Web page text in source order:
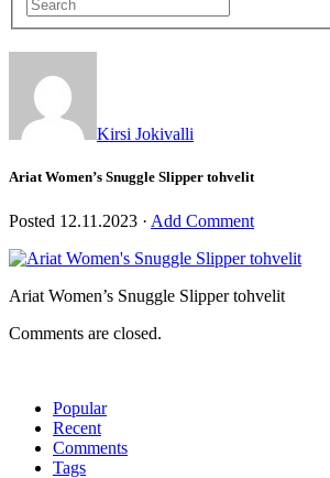
Kirsi Jokivalli
Ariat Women’s Snuggle Slipper tohvelit
Posted 12.11.2023 · Add Comment
Ariat Women’s Snuggle Slipper tohvelit
Comments are closed.
Popular
Recent
Comments
Tags